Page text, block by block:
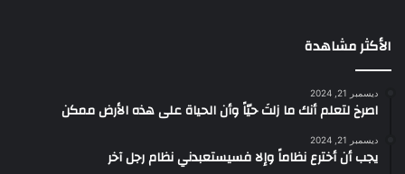
الأكثر مشاهدة
ديسمبر 21, 2024
‫اصرخ لتعلم أنك ما زلتَ حيّاً وأن الحياة على هذه الأرض ممكن
ديسمبر 21, 2024
يجب أن أخترع نظاماً وإلا فسيستعبدني نظام رجل آخر